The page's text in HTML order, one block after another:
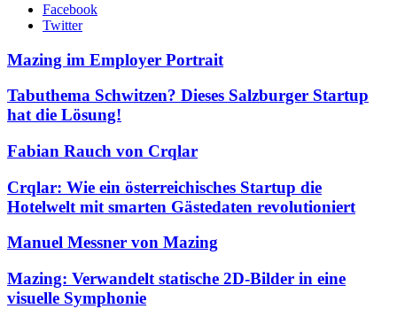
Facebook
Twitter
Mazing im Employer Portrait
Tabuthema Schwitzen? Dieses Salzburger Startup
hat die Lösung!
Fabian Rauch von Crqlar
Crqlar: Wie ein österreichisches Startup die
Hotelwelt mit smarten Gästedaten revolutioniert
Manuel Messner von Mazing
Mazing: Verwandelt statische 2D-Bilder in eine
visuelle Symphonie